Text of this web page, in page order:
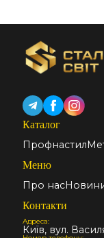
Каталог
Профнастил
Меню
Про нас
Контакти
Адреса:
Київ, вул.